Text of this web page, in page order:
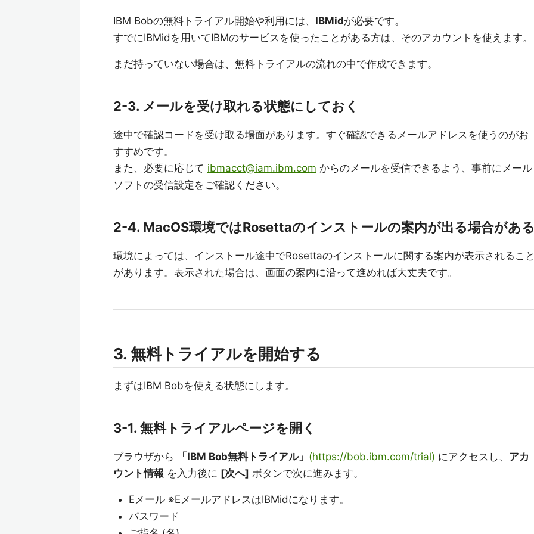
IBM Bobの無料トライアル開始や利用には、 IBMidが必要です。
すでにIBMidを用いてIBMのサービスを使ったことがある方は、そのアカウントを使えます。
まだ持っていない場合は、無料トライアルの流れの中で作成できます。
2-3. メールを受け取れる状態にしておく
途中で確認コードを受け取る場面があります。すぐ確認できるメールアドレスを使うのがお
すすめです。
また、必要に応じて ibmacct@iam.ibm.com からのメールを受信できるよう、事前にメール
ソフトの受信設定をご確認ください。
2-4. MacOS環境ではRosettaのインストールの案内が出る場合があ
環境によっては、インストール途中でRosettaのインストールに関する案内が表示されるこ
があります。表示された場合は、画面の案内に沿って進めれば大丈夫です。
3. 無料トライアルを開始する
まずはIBM Bobを使える状態にします。
3-1. 無料トライアルページを開く
ブラウザから 「IBM Bob無料トライアル」 (https://bob.ibm.com/trial) にアクセスし、 アカ
ウント情報 を入力後に [次へ] ボタンで次に進みます。
Eメール ※EメールアドレスはIBMidになります。
パスワード